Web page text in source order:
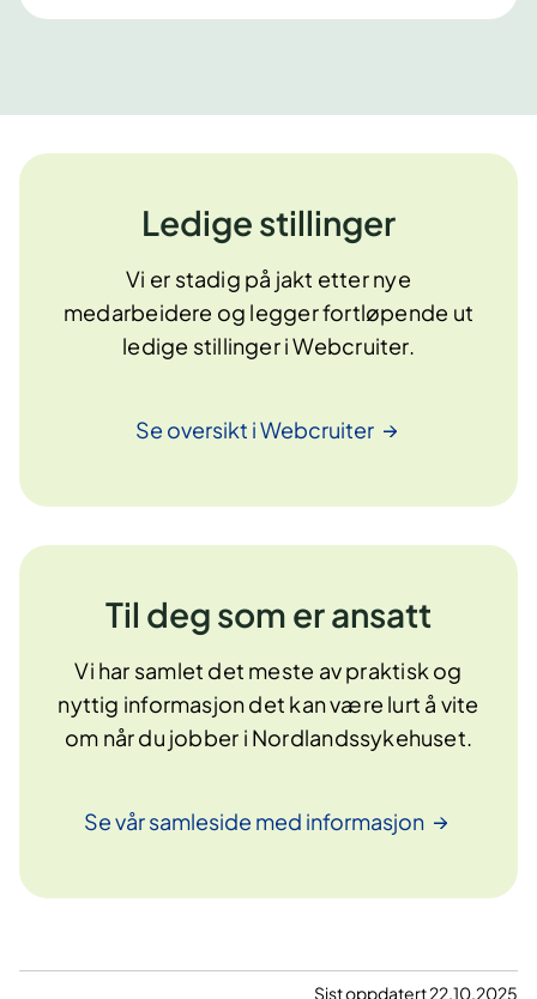
Ledige stillinger
Vi er stadig på jakt etter nye
medarbeidere og legger fortløpende ut
ledige stillinger i Webcruiter.
Se oversikt iWebcruiter
Til deg som er ansatt
Vi har samlet det meste av praktisk og
nyttig informasjon det kan være lurt å vite
om når du jobber i Nordlandssykehuset.
Se vår samleside med informasjon
Sist oppdatert 22.10.2025